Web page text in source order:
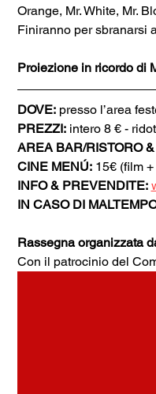
Orange, Mr. White, Mr.
Finiranno per sbranarsi
Proiezione in ricordo di
DOVE: presso l’area
PREZZI: intero 8 € -
AREA BAR/RISTORO
CINE MENÚ: 15€ (film +
INFO & PREVENDITE:
IN CASO DI
Rassegna organizzata
Con il patrocinio del